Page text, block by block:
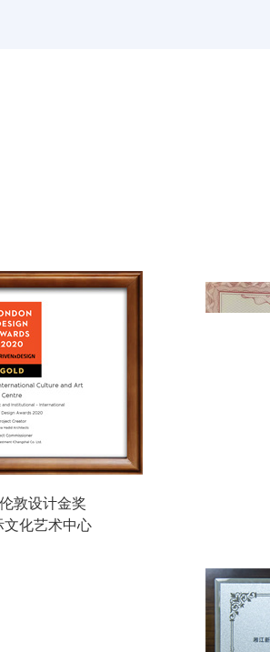
27日，梅溪湖F区能源站项目正
26日，作为长沙市十大民生项
行。
26日，长沙前海人寿医院项目顺
中国钢结构金奖
梅溪湖国际文化艺术中心项目